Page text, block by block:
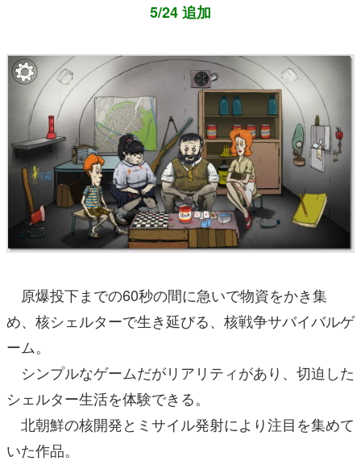
5/24 追加
原爆投下までの60秒の間に急いで物資をかき集
め、核シェルターで生き延びる、核戦争サバイバルゲ
ーム。
シンプルなゲームだがリアリティがあり、切迫した
シェルター生活を体験できる。
北朝鮮の核開発とミサイル発射により注目を集めて
いた作品。